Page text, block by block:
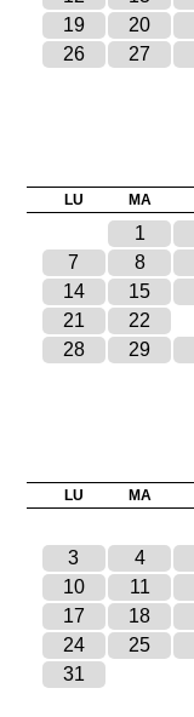
19
20
26
27
LU MA
1
7
8
14
15
21
22
28
29
LU MA
3
4
10
11
17
18
24
25
31